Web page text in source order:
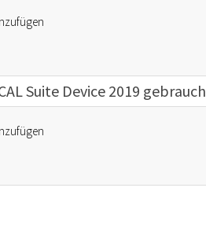
Suite Device 2019